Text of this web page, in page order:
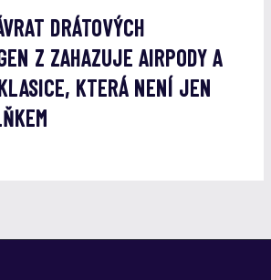
DRÁTOVÝCH
Z ZAHAZUJE AIRPODY A
KTERÁ NENÍ JEN